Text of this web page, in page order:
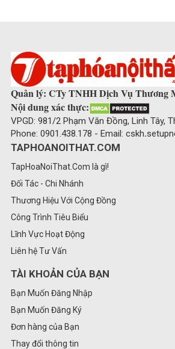
Quản lý: CTy TNHH Dịch Vụ Thương
Nội dung xác thực:
VPGD: 981/2 Phạm Văn Đồng, Linh Tây,
Phone: 0901.438.178 - Email: cskh.
TAPHOANOITHAT.COM
TapHoaNoiThat.Com là gì!
Đối Tác - Chi Nhánh
Thương Hiệu Với Cộng Đồng
Công Trình Tiêu Biểu
Lĩnh Vực Hoạt Động
Liên hệ Tư Vấn
TÀI KHOẢN CỦA BẠN
Bạn Muốn Đăng Nhập
Bạn Muốn Đăng Ký
Đơn hàng của Bạn
Thay đổi thông tin